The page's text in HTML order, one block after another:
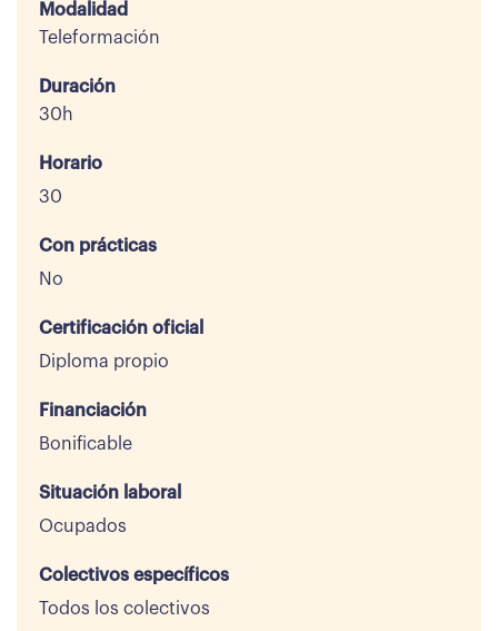
Modalidad
Teleformación
Duración
30h
Horario
30
Con prácticas
No
Certificación oficial
Diploma propio
Financiación
Bonificable
Situación laboral
Ocupados
Colectivos específicos
Todos los colectivos